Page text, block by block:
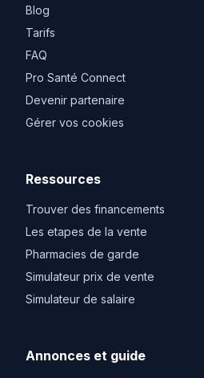
Blog
Tarifs
FAQ
Pro Santé Connect
Devenir partenaire
Gérer vos cookies
Ressources
Trouver des financements
Les etapes de la vente
Pharmacies de garde
Simulateur prix de vente
Simulateur de salaire
Annonces et guide